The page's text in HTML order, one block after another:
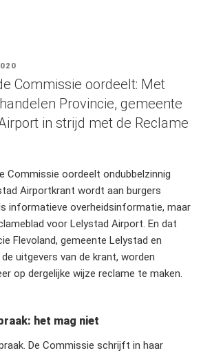
Commissie oordeelt: Met
Provincie, gemeente
in strijd met de Reclame
Commissie oordeelt ondubbelzinnig
Airportkrant wordt aan burgers
informatieve overheidsinformatie, maar
voor Lelystad Airport. En dat
Flevoland, gemeente Lelystad en
uitgevers van de krant, worden
op dergelijke wijze reclame te maken.
het mag niet
De Commissie schrijft in haar